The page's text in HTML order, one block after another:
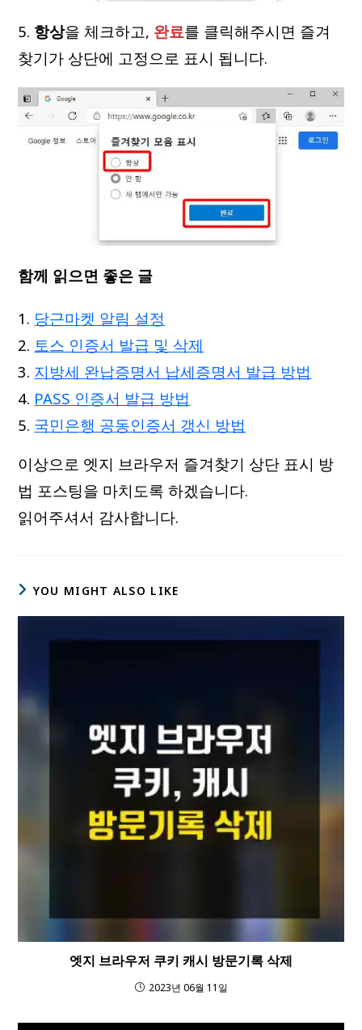
5. 항상을 체크하고, 완료를 클릭해주시면 즐겨
찾기가 상단에 고정으로 표시 됩니다.
함께 읽으면 좋은 글
당근마켓 알림 설정
토스 인증서 발급 및 삭제
지방세 완납증명서 납세증명서 발급 방법
PASS 인증서 발급 방법
국민은행 공동인증서 갱신 방법
이상으로 엣지 브라우저 즐겨찾기 상단 표시 방
법 포스팅을 마치도록 하겠습니다.
읽어주셔서 감사합니다.
YOU MIGHT ALSO LIKE
엣지 브라우저 쿠키 캐시 방문기록 삭제
2023년 06월 11일